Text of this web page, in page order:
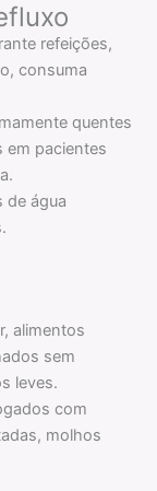
refeições,
consuma
quentes
em pacientes
de água
alimentos
sem
leves.
com
molhos